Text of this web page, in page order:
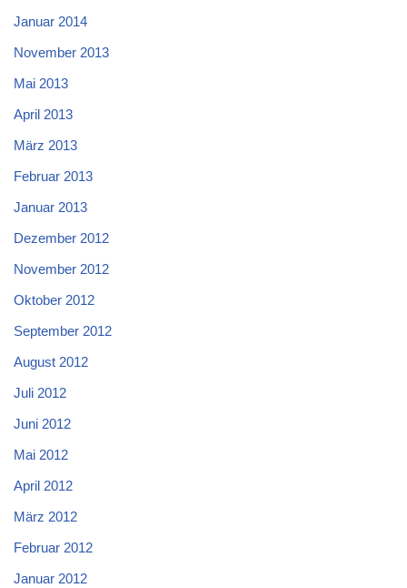
Januar 2014
November 2013
Mai 2013
April 2013
März 2013
Februar 2013
Januar 2013
Dezember 2012
November 2012
Oktober 2012
September 2012
August 2012
Juli 2012
Juni 2012
Mai 2012
April 2012
März 2012
Februar 2012
Januar 2012